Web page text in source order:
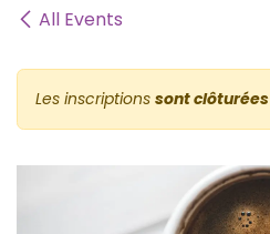
All Events
Les inscriptions sont clôturées